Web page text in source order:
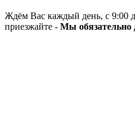
Ждём Вас каждый день, с 9:00
приезжайте - Мы обязательно